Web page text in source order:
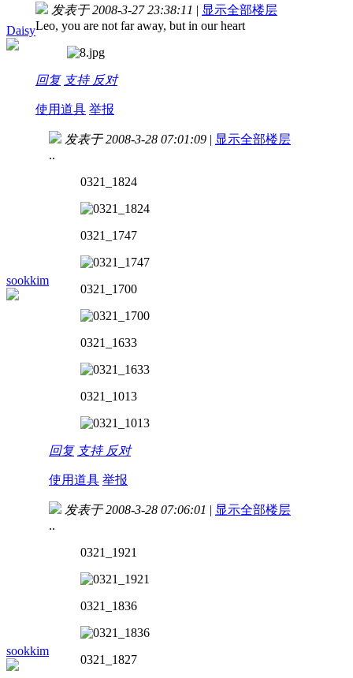
Daisy
发表于 2008-3-27 23:38:11 | 显示全部楼层
Leo, you are not far away, but in our heart
回复 支持 反对
使用道具 举报
sookkim
发表于 2008-3-28 07:01:09 | 显示全部楼层
..
0321_1824
0321_1747
0321_1700
0321_1633
0321_1013
回复 支持 反对
使用道具 举报
sookkim
发表于 2008-3-28 07:06:01 | 显示全部楼层
..
0321_1921
0321_1836
0321_1827